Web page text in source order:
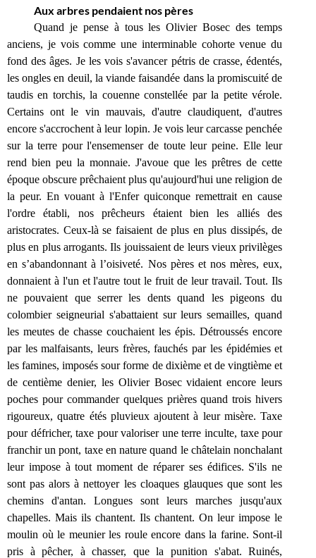
Aux arbres pendaient nos pères
Quand je pense à tous les Olivier Bosec des temps
anciens, je vois comme une interminable cohorte venue du
fond des âges. Je les vois s'avancer pétris de crasse, édentés,
les ongles en deuil, la viande faisandée dans la promiscuité de
taudis en torchis, la couenne constellée par la petite vérole.
Certains ont le vin mauvais, d'autre claudiquent, d'autres
encore s'accrochent à leur lopin. Je vois leur carcasse penchée
sur la terre pour l'ensemenser de toute leur peine. Elle leur
rend bien peu la monnaie. J'avoue que les prêtres de cette
époque obscure prêchaient plus qu'aujourd'hui une religion de
la peur. En vouant à l'Enfer quiconque remettrait en cause
l'ordre établi, nos prêcheurs étaient bien les alliés des
aristocrates. Ceux-là se faisaient de plus en plus dissipés, de
plus en plus arrogants. Ils jouissaient de leurs vieux privilèges
en s’abandonnant à l’oisiveté. Nos pères et nos mères, eux,
donnaient à l'un et l'autre tout le fruit de leur travail. Tout. Ils
ne pouvaient que serrer les dents quand les pigeons du
colombier seigneurial s'abattaient sur leurs semailles, quand
les meutes de chasse couchaient les épis. Détroussés encore
par les malfaisants, leurs frères, fauchés par les épidémies et
les famines, imposés sour forme de dixième et de vingtième et
de centième denier, les Olivier Bosec vidaient encore leurs
poches pour commander quelques prières quand trois hivers
rigoureux, quatre étés pluvieux ajoutent à leur misère. Taxe
pour défricher, taxe pour valoriser une terre inculte, taxe pour
franchir un pont, taxe en nature quand le châtelain nonchalant
leur impose à tout moment de réparer ses édifices. S'ils ne
sont pas alors à nettoyer les cloaques glauques que sont les
chemins d'antan. Longues sont leurs marches jusqu'aux
chapelles. Mais ils chantent. Ils chantent. On leur impose le
moulin où le meunier les roule encore dans la farine. Sont-il
pris à pêcher, à chasser, que la punition s'abat. Ruinés,